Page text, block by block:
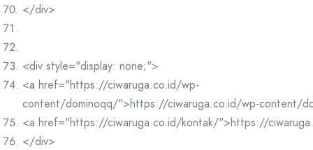
</div>
<div style="display: none;">
<a href="https://ciwaruga.co.id/wp-
content/dominoqq/">https://ciwaruga.co.id/wp-content/
<a href="https://ciwaruga.co.id/kontak/">https://
</div>